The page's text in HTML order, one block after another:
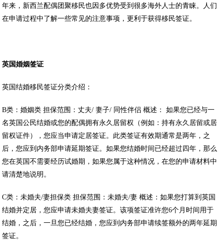
年来，新西兰配偶团聚移民也因多优势受到很多海外人士的青睐。人们
在申请过程中了解一些常见的注意事项，更利于获得移民签证。
英国婚姻签证
英国结婚移民签证分类介绍：
B类：婚姻类 担保范围：丈夫/ 妻子/ 同性伴侣 概述： 如果您已经与一
名英国公民结婚或您的配偶拥有永久居留权（例如：持有永久居留或居
留权证件），您应当申请定居签证。此类签证有效期通常是两年，之
后，您应到内务部申请延期签证。如果您结婚时间已经超过四年，那么
您在英国不需要经历试婚期，如果您属于这种情况，在您的申请材料中
请清楚地说明。
C类：未婚夫/妻担保类 担保范围：未婚夫/妻 概述：如果您打算到英国
结婚并定居，您应申请未婚夫妻签证。该项签证准许您6个月时间用于
结婚，之后，一旦您已经结婚，您应到内务部申请续签额外的两年延期
签证。